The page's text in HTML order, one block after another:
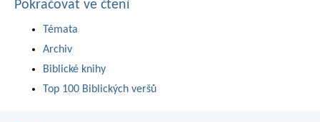
Pokračovat ve čtení
Témata
Archiv
Biblické knihy
Top 100 Biblických veršů